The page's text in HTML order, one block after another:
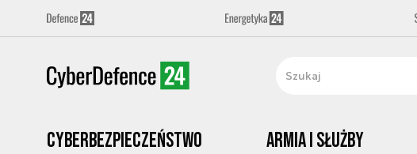
Cyberbezpieczeństwo Armia i Służby